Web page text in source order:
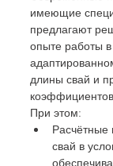
имеющие
предлагают
опыте работы
длины свай и
При этом:
Расчётные
свай в